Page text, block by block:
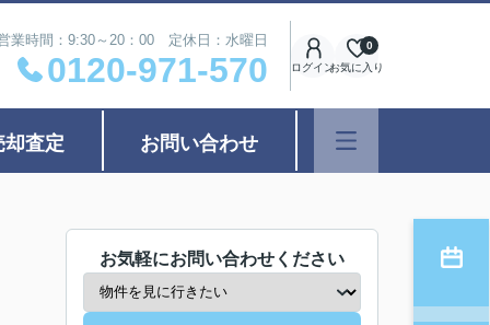
業時間：9:30～20：00 定休日：水曜日
0120-971-570 ログインお気に入り
0
却査定 お問い合わせ
お気軽にお問い合わせください